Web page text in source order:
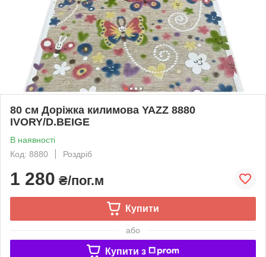
80 см Доріжка килимова YAZZ 8880
IVORY/D.BEIGE
В наявності
Код: 8880
Роздріб
1 280 ₴/пог.м
Купити
або
Купити з